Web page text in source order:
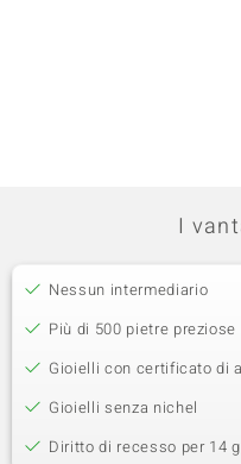
I
Nessun intermediario
Più di 500 pietre preziose
Gioielli con certificato di
Gioielli senza nichel
Diritto di recesso per 14